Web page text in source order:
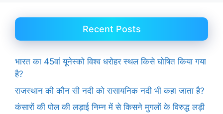
Recent Posts
भारत का 45वां यूनेस्को विश्व धरोहर स्थल किसे घोषित किया गया
है?
राजस्थान की कौन सी नदी को रासायनिक नदी भी कहा जाता है?
कंसारों की पोल की लड़ाई निम्न में से किसने मुगलों के विरुद्ध लड़ी